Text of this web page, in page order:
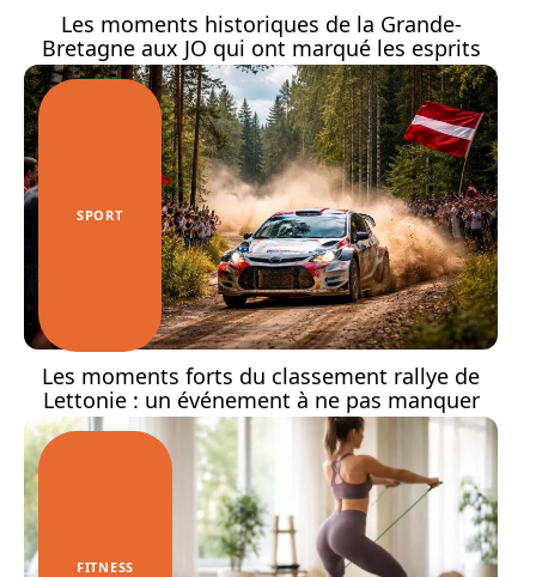
Les moments historiques de la Grande-
Bretagne aux JO qui ont marqué les esprits
SPORT
Les moments forts du classement rallye de
Lettonie : un événement à ne pas manquer
FITNESS